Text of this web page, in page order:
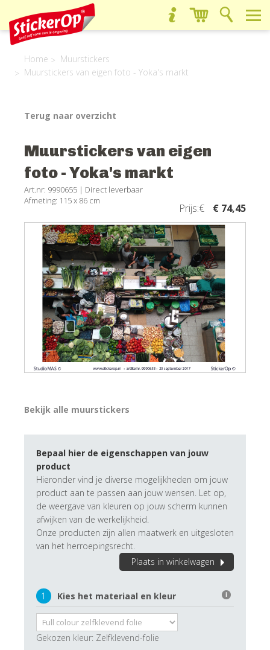
Home
Muurstickers
Muurstickers van eigen foto - Yoka's markt
Terug naar overzicht
Muurstickers van eigen
foto - Yoka's markt
Art.nr: 9990655 | Direct leverbaar
Afmeting: 115 x 86 cm
Prijs:€ € 74,45
Bekijk alle muurstickers
Bepaal hier de eigenschappen van jouw
product
Hieronder vind je diverse mogelijkheden om jouw
product aan te passen aan jouw wensen. Let op,
de weergave van kleuren op jouw scherm kunnen
afwijken van de werkelijkheid.
Onze producten zijn allen maatwerk en uitgesloten
van het herroepingsrecht.
Plaats in winkelwagen
1 Kies het materiaal en kleur i
Gekozen kleur: Zelfklevend-folie